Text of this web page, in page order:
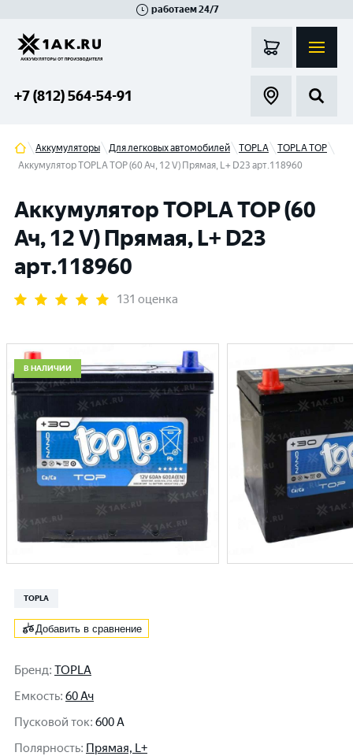
работаем 24/7
+7 (812) 564-54-91
Аккумуляторы Для легковых автомобилей TOPLA
TOPLA TOP
Аккумулятор TOPLA TOP (60 Ач, 12 V) Прямая, L+ D23 арт.118960
Аккумулятор TOPLA TOP (60
Ач, 12 V) Прямая, L+ D23
арт.118960
131 оценка
В НАЛИЧИИ
TOPLA
Добавить в сравнение
Бренд: TOPLA
Емкость: 60 Ач
Пусковой ток: 600 A
Полярность: Прямая, L+
Гатчина